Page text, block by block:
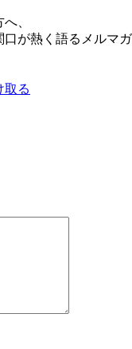
、
が熱く語るメルマガ
取る